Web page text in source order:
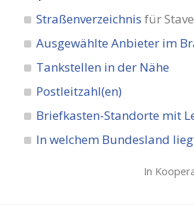
Straßenverzeichnis für
Ausgewählte Anbieter im
Tankstellen in der Nähe
Postleitzahl(en)
Briefkasten-Standorte mit
In welchem Bundesland
In